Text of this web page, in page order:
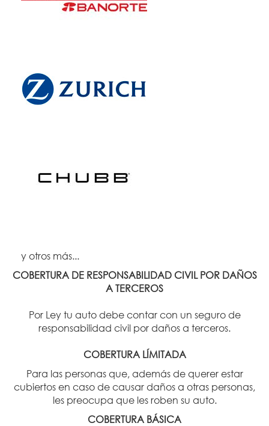
y otros más...
COBERTURA DE RESPONSABILIDAD CIVIL POR DAÑOS
A TERCEROS
Por Ley tu auto debe contar con un seguro de
responsabilidad civil por daños a terceros.
COBERTURA LÍMITADA
Para las personas que, además de querer estar
cubiertos en caso de causar daños a otras personas,
les preocupa que les roben su auto.
COBERTURA BÁSICA